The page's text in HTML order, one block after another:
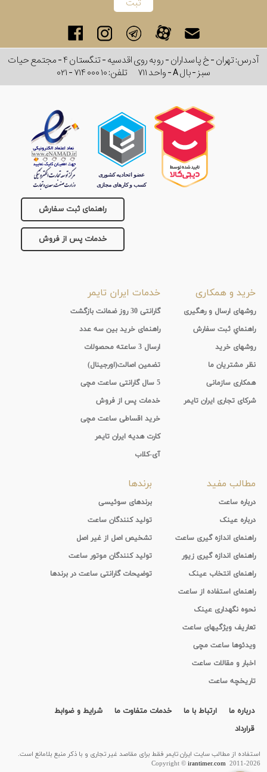
آدرس: تهران - خ پاسداران - رو به روی اقدسیه - تنگستان ۴ - مجتمع حیات
سبز - بال A - واحد ۷۱۱
تلفن:۰۲۱ - ۷۱۴ ۰۰۰ ۱۰
راهنمای ثبت سفارش
خدمات پس از فروش
خرید و همکاری
روشهای ارسال و رهگیری
راهنماي ثبت سفارش
روشهای خرید
نظر مشتریان ما
همکاری سازمانی
شرکای تجاری ایران تایمر
خدمات ایران تایمر
گارانتی 30 روز ضمانت بازگشت
راهنمای خرید بین سه عدد
ارسال 3 ساعته محصولات
تضمین اصالت(اورجینال)
5 سال گارانتی ساعت مچی
خدمات پس از فروش
خرید اقساطی ساعت مچی
کارت هدیه ایران تایمر
آی-کلاب
مطالب مفید
درباره ساعت
درباره عینک
راهنمای اندازه گیری ساعت
راهنمای اندازه گیری زیور
راهنمای انتخاب عینک
راهنمای استفاده از ساعت
نحوه نگهداری عینک
تعاریف ویژگیهای ساعت
ویدئوها ساعت مچی
اخبار و مقالات ساعت
تاریخچه ساعت
برندها
برندهای سوئیسی
تولید کنندگان ساعت
تشخیص اصل از غیر اصل
تولید کنندگان موتور ساعت
توضیحات گارانتی ساعت در برندها
درباره ما ارتباط با ما خدمات متفاوت ما
شرایط و ضوابط
قرارداد
استفاده از مطالب سايت ایران تایمر فقط برای مقاصد غیر تجاری و با ذکر منبع بلامانع است.
Copyright ©irantimer.com2011-2026